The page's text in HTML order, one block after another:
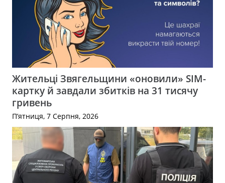
Жительці Звягельщини «оновили» SIM-
картку й завдали збитків на 31 тисячу
гривень
П’ятниця, 7 Серпня, 2026